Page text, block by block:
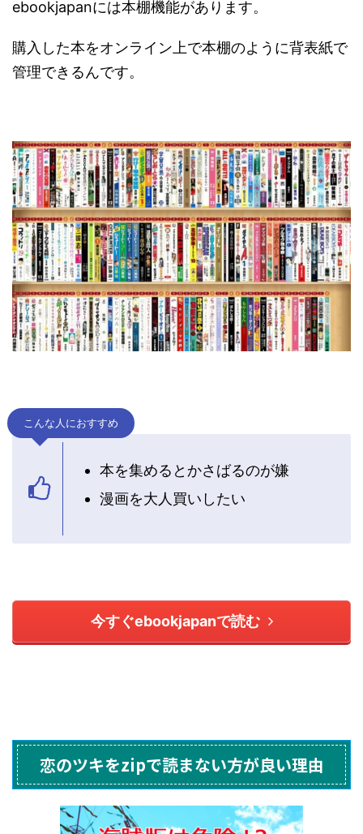
ebookjapanには本棚機能があります。
購入した本をオンライン上で本棚のように背表紙で
管理できるんです。
こんな人におすすめ
本を集めるとかさばるのが嫌
漫画を大人買いしたい
今すぐebookjapanで読む
恋のツキをzipで読まない方が良い理由